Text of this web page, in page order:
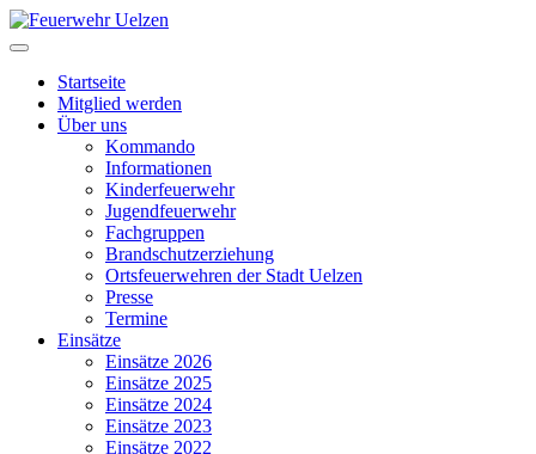
Startseite
Mitglied werden
Über uns
Kommando
Informationen
Kinderfeuerwehr
Jugendfeuerwehr
Fachgruppen
Brandschutzerziehung
Ortsfeuerwehren der Stadt Uelzen
Presse
Termine
Einsätze
Einsätze 2026
Einsätze 2025
Einsätze 2024
Einsätze 2023
Einsätze 2022